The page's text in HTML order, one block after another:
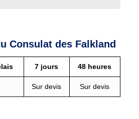
Consulat des Falkland
7 jours 48 heures
Sur devis Sur devis